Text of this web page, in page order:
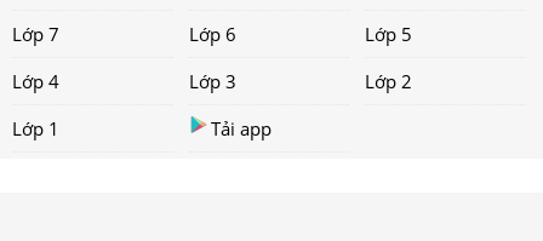
Lớp 7
Lớp 6
Lớp 5
Lớp 4
Lớp 3
Lớp 2
Lớp 1
Tải app